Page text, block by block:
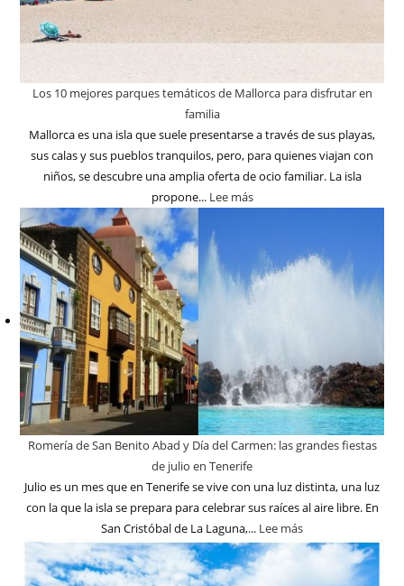
Los 10 mejores parques temáticos de Mallorca para disfrutar en
familia
Mallorca es una isla que suele presentarse a través de sus playas,
sus calas y sus pueblos tranquilos, pero, para quienes viajan con
niños, se descubre una amplia oferta de ocio familiar. La isla
propone... Lee más
Romería de San Benito Abad y Día del Carmen: las grandes fiestas
de julio en Tenerife
Julio es un mes que en Tenerife se vive con una luz distinta, una luz
con la que la isla se prepara para celebrar sus raíces al aire libre. En
San Cristóbal de La Laguna,... Lee más